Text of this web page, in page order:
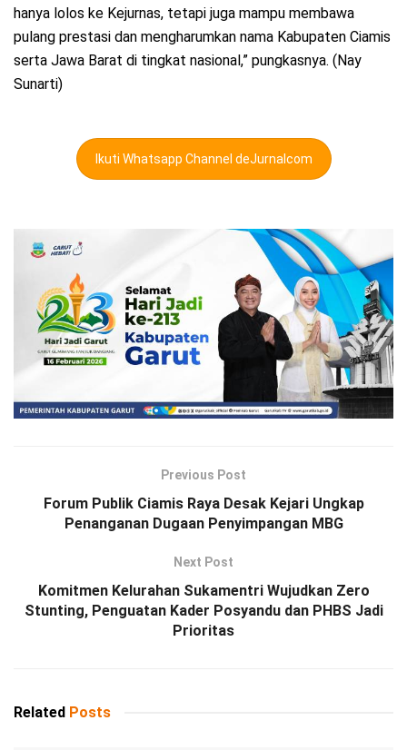
hanya lolos ke Kejurnas, tetapi juga mampu membawa
pulang prestasi dan mengharumkan nama Kabupaten Ciamis
serta Jawa Barat di tingkat nasional,” pungkasnya. (Nay
Sunarti)
Ikuti Whatsapp Channel deJurnalcom
Previous Post
Forum Publik Ciamis Raya Desak Kejari Ungkap
Penanganan Dugaan Penyimpangan MBG
Next Post
Komitmen Kelurahan Sukamentri Wujudkan Zero
Stunting, Penguatan Kader Posyandu dan PHBS Jadi
Prioritas
Related Posts